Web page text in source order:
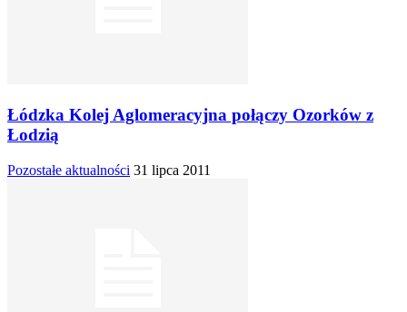
Łódzka Kolej Aglomeracyjna połączy Ozorków z
Łodzią
Pozostałe aktualności 31 lipca 2011